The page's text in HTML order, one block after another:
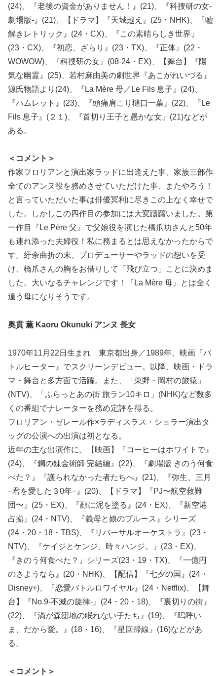
(24)、『老後の資金がありません！』(21)、『科捜研の女-
劇場版-』(21)、【ドラマ】『天城越え』(25・NHK)、『嘘
解きレトリック』(24・CX)、『この素晴らしき世界』
(23・CX)、『初恋、ざらり』(23・TX)、『正体』(22・
WOWOW)、『科捜研の女』(08-24・EX)、【舞台】『陽
気な幽霊』(25)、若村麻由美の劇世界『あこがれいづる』
源氏物語より(24)、『La Mère 母／Le Fils 息子』(24)、
『ハムレット』(23)、『頭痛肩こり樋口一葉』(22)、『Le
Fils 息子』(２１)、『首切り王子と愚かな女』(21)などが
ある。
＜コメント＞
作家フロリアンと演出家ラッドに出逢えた事、家族三部作
全てのアンヌ役を務めさせていただけた事、またやろう！
と言っていただいた事は俳優冥利に尽きこの上なく幸せで
した。しかしこの四作目の参加には大変躊躇いました。第
一作目『Le Père 父』で父娘役を演じた橋爪功さんと50年
も連れ添った夫婦役！私に務まるとは思えなかったからで
す。紆余曲折の末、プロデューサーやラッドの想いを受
け、橋爪さんの胸をお借りして「飛び立つ」ことに決めま
した。大いなるチャレンジです！『La Mère 母』とは全く
違う母になりそうです。
奥貫 薫 Kaoru Okunuki アンヌ 長女
1970年11月22日生まれ 東京都出身／1989年、映画『バ
トルヒーター』でスクリーンデビュー。以降、映画・ドラ
マ・舞台と多方面で活躍。また、「東野・岡村の旅猿」
(NTV)、「ふらっとあの街 旅ラン10キロ」(NHK)など数多
くの番組でナレーターを務め定評を得る。
フロリアン・ゼレール作×ラディスラス・ショラー演出タ
ッグの公演への出演は初となる。
近年の主な出演作に、【映画】『コーヒーはホワイトで』
(24)、『鋼の錬金術師 完結編』(22)、『劇場版 きのう何食
べた？』『護られなかった者たちへ』(21)、『弥生、三月
−君を愛した３0年−』(20)、【ドラマ】『PJ〜航空救難
団〜』(25・EX)、『顔に泥を塗る』(24・EX)、『新空港
占拠』(24・NTV)、『義母と娘のブルース』シリーズ
(24・20・18・TBS)、『リバーサルオーケストラ』(23・
NTV)、『ケイジとケンジ、時々ハンジ。』(23・EX)、
『きのう何食べた？』シリーズ(23・19・TX)、『一億円
のさようなら』(20・NHK)、【配信】『七夕の国』(24・
Disney+)、『恋愛バトルロワイヤル』(24・Netflix)、【舞
台】『No.9-不滅の旋律-』(24・20・18)、『裏切りの街』
(22)、『渦が森団地の眠れない子たち』(19)、『嗚呼い
ま、だから愛。』(18・16)、『星回帰線』(16)などがあ
る。
＜コメント＞